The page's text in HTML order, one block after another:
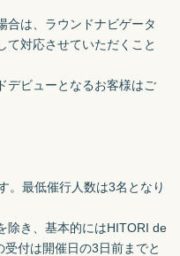
は、ラウンドナビゲータ
て対応させていただくこと
デビューとなるお客様はご
。最低催行人数は3名となり
除き、基本的にはHITORI de
付は開催日の3日前までと